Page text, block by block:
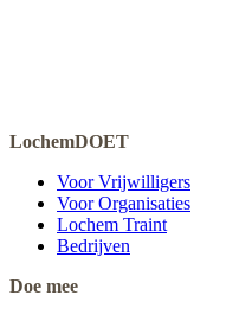
LochemDOET
Voor Vrijwilligers
Voor Organisaties
Lochem Traint
Bedrijven
Doe mee